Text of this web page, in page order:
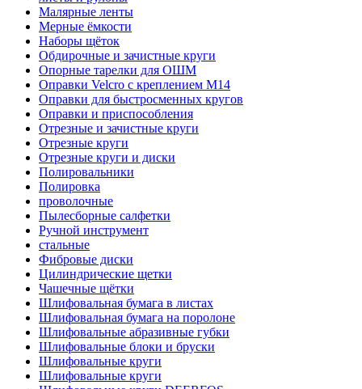
Малярные ленты
Мерные ёмкости
Наборы щёток
Обдирочные и зачистные круги
Опорные тарелки для ОШМ
Оправки Velcro с креплением M14
Оправки для быстросменных кругов
Оправки и приспособления
Отрезные и зачистные круги
Отрезные круги
Отрезные круги и диски
Полировальники
Полировка
проволочные
Пылесборные салфетки
Ручной инструмент
стальные
Фибровые диски
Цилиндрические щетки
Чашечные щётки
Шлифовальная бумага в листах
Шлифовальная бумага на поролоне
Шлифовальные абразивные губки
Шлифовальные блоки и бруски
Шлифовальные круги
Шлифовальные круги